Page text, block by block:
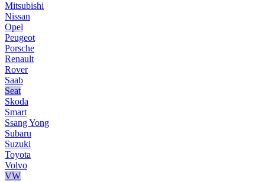
Mitsubishi
Nissan
Opel
Peugeot
Porsche
Renault
Rover
Saab
Seat
Skoda
Smart
Ssang Yong
Subaru
Suzuki
Toyota
Volvo
VW